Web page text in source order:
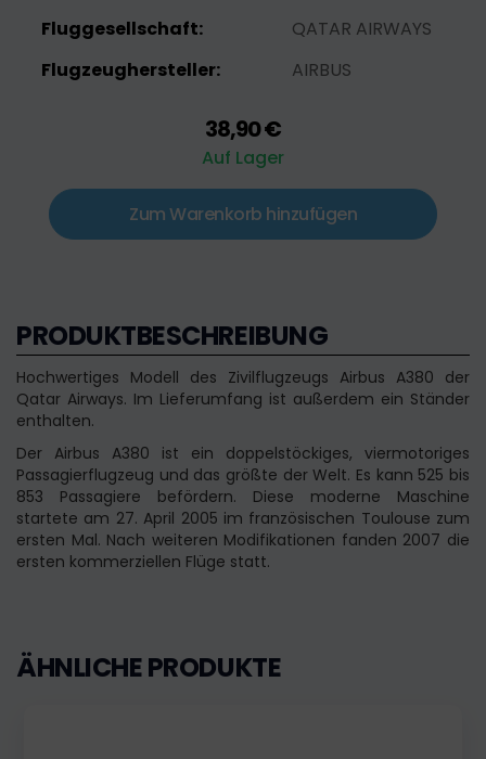
Fluggesellschaft:
QATAR AIRWAYS
Flugzeughersteller:
AIRBUS
38,90 €
Auf Lager
Zum Warenkorb hinzufügen
PRODUKTBESCHREIBUNG
Hochwertiges Modell des Zivilflugzeugs Airbus A380 der
Qatar Airways. Im Lieferumfang ist außerdem ein Ständer
enthalten.
Der Airbus A380 ist ein doppelstöckiges, viermotoriges
Passagierflugzeug und das größte der Welt. Es kann 525 bis
853 Passagiere befördern. Diese moderne Maschine
startete am 27. April 2005 im französischen Toulouse zum
ersten Mal. Nach weiteren Modifikationen fanden 2007 die
ersten kommerziellen Flüge statt.
ÄHNLICHE PRODUKTE